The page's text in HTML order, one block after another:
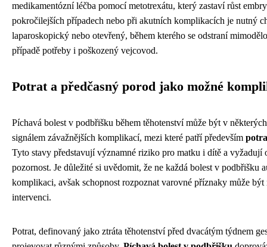
medikamentózní léčba pomocí metotrexátu, který zastaví růst
pokročilejších případech nebo při akutních komplikacích je nutný
laparoskopický nebo otevřený, během kterého se odstraní
případě potřeby i poškozený vejcovod.
Potrat a předčasný porod jako možné
Píchavá bolest v podbřišku během těhotenství může být v
signálem závažnějších komplikací, mezi které patří především
Tyto stavy představují významné riziko pro matku i dítě a vyžadují
pozornost. Je důležité si uvědomit, že ne každá bolest v podbřišku
komplikaci, avšak schopnost rozpoznat varovné příznaky může
intervenci.
Potrat, definovaný jako ztráta těhotenství před dvacátým týdnem